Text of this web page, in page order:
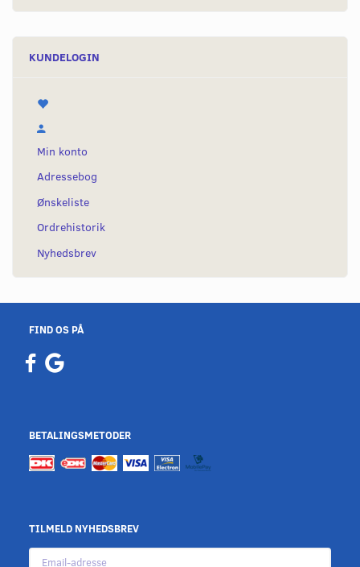
KUNDELOGIN
Min konto
Adressebog
Ønskeliste
Ordrehistorik
Nyhedsbrev
FIND OS PÅ
BETALINGSMETODER
TILMELD NYHEDSBREV
Email-